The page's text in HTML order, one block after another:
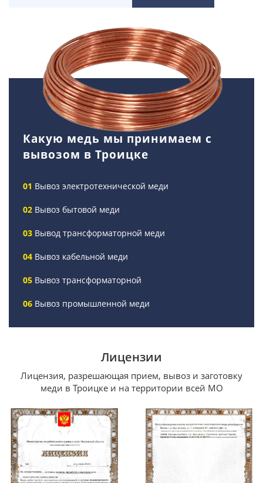
Какую медь мы принимаем с
вывозом в Троицке
Вывоз электротехнической меди
Вывоз бытовой меди
Вывод трансформаторной меди
Вывоз кабельной меди
Вывоз трансформаторной
Вывоз промышленной меди
Лицензии
Лицензия, разрешающая прием, вывоз и заготовку
меди в Троицке и на территории всей МО